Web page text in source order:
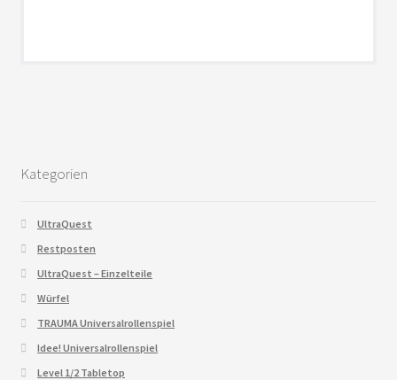
Kategorien
UltraQuest
Restposten
UltraQuest – Einzelteile
Würfel
TRAUMA Universalrollenspiel
Idee! Universalrollenspiel
Level 1/2 Tabletop